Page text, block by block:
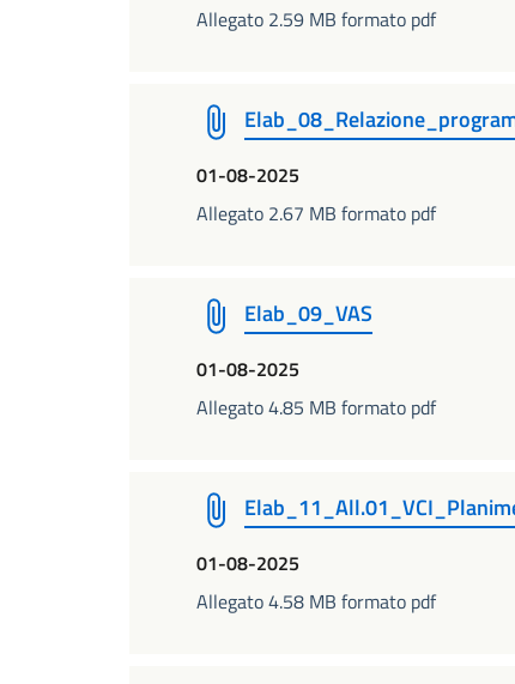
Allegato 2.59 MB formato pdf
01-08-2025
Allegato 2.67 MB formato pdf
Elab_09_VAS
01-08-2025
Allegato 4.85 MB formato pdf
01-08-2025
Allegato 4.58 MB formato pdf